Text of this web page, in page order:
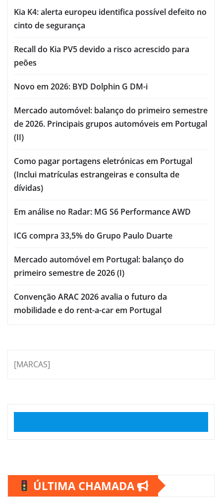
Kia K4: alerta europeu identifica possível defeito no
cinto de segurança
Recall do Kia PV5 devido a risco acrescido para
peões
Novo em 2026: BYD Dolphin G DM-i
Mercado automóvel: balanço do primeiro semestre
de 2026. Principais grupos automóveis em Portugal
(II)
Como pagar portagens eletrónicas em Portugal
(Inclui matrículas estrangeiras e consulta de
dívidas)
Em análise no Radar: MG S6 Performance AWD
ICG compra 33,5% do Grupo Paulo Duarte
Mercado automóvel em Portugal: balanço do
primeiro semestre de 2026 (I)
Convenção ARAC 2026 avalia o futuro da
mobilidade e do rent-a-car em Portugal
[MARCAS]
ÚLTIMA CHAMADA